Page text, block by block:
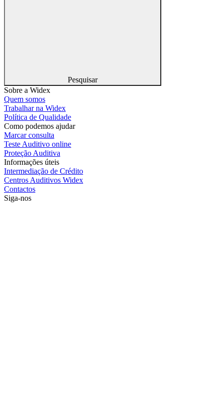
Pesquisar
Sobre a Widex
Quem somos
Trabalhar na Widex
Política de Qualidade
Como podemos ajudar
Marcar consulta
Teste Auditivo online
Proteção Auditiva
Informações úteis
Intermediação de Crédito
Centros Auditivos Widex
Contactos
Siga-nos